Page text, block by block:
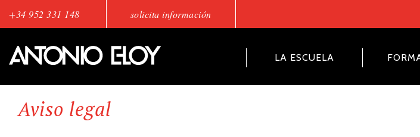
+34 952 331 148 solicita información
LA ESCUELA
Aviso legal